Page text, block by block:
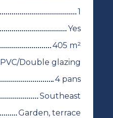
1
Yes
405 m²
PVC/Double glazing
4 pans
Southeast
Garden, terrace